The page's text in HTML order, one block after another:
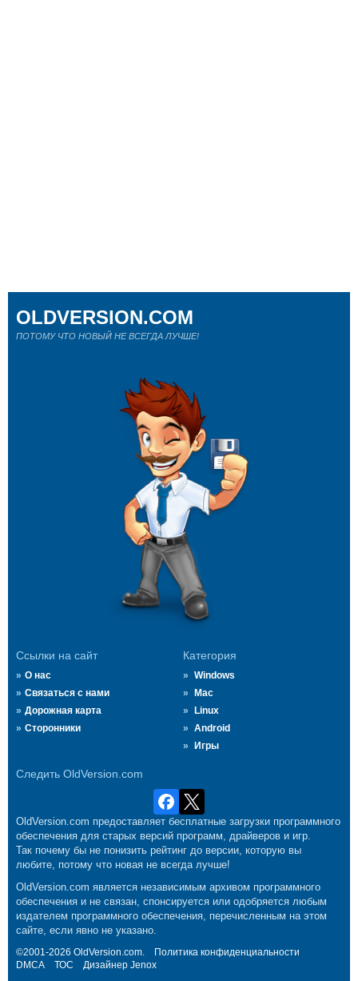
Ссылки на сайт
О нас
Связаться с нами
Дорожная карта
Сторонники
Категория
Windows
Mac
Linux
Android
Игры
Следить OldVersion.com
OLDVERSION.COM
ПОТОМУ ЧТО НОВЫЙ НЕ ВСЕГДА ЛУЧШЕ!
OldVersion.com предоставляет бесплатные загрузки программного
обеспечения для старых версий программ, драйверов и игр.
Так почему бы не понизить рейтинг до версии, которую вы
любите, потому что новая не всегда лучше!
OldVersion.com является независимым архивом программного
обеспечения и не связан, спонсируется или одобряется любым
издателем программного обеспечения, перечисленным на этом
сайте, если явно не указано.
©2001-2026 OldVersion.com.
Политика конфиденциальности
DMCA
ТОС Дизайнер Jenox